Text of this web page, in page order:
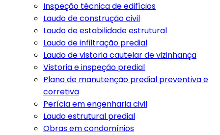
Inspeção técnica de edifícios
Laudo de construção civil
Laudo de estabilidade estrutural
Laudo de infiltração predial
Laudo de vistoria cautelar de vizinhança
Vistoria e inspeção predial
Plano de manutenção predial preventiva e
corretiva
Perícia em engenharia civil
Laudo estrutural predial
Obras em condomínios